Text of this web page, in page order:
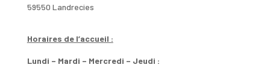
59550 Landrecies
Horaires de l’accueil :
Lundi – Mardi – Mercredi – Jeudi :